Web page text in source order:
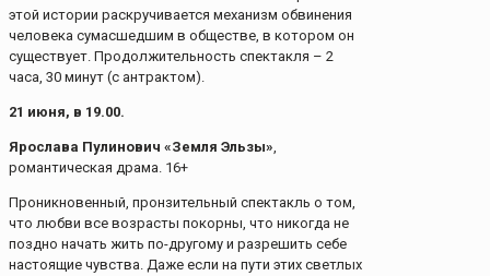
этой истории раскручивается механизм обвинения
человека сумасшедшим в обществе, в котором он
существует. Продолжительность спектакля – 2
часа, 30 минут (с антрактом).
21 июня, в 19.00.
Ярослава Пулинович «Земля Эльзы»,
романтическая драма. 16+
Проникновенный, пронзительный спектакль о том,
что любви все возрасты покорны, что никогда не
поздно начать жить по-другому и разрешить себе
настоящие чувства. Даже если на пути этих светлых